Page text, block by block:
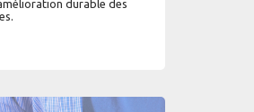
durable des
AU PANIER LIRE PLUS...